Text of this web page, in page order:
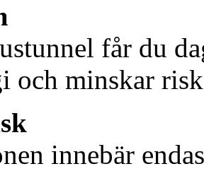
får du
och minskar
innebär